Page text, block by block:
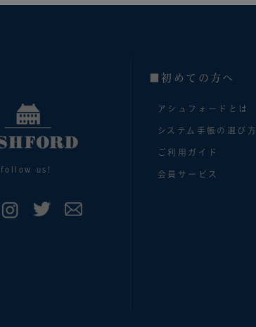
follow us!
■初めての方へ
アシュフォードとは
システム手帳の選び方
ご利用ガイド
会員サービス